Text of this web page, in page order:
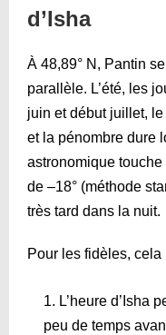
d’Isha
À 48,89° N, Pantin
parallèle. L’été, les
juin et début juillet,
et la pénombre dure
astronomique
de –18° (méthode
très tard dans la nuit.
Pour les fidèles, cela
L’heure d’Isha
peu de temps